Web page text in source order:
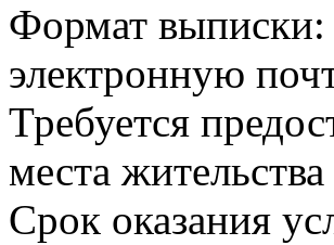
Формат выписки:
электронную
Требуется
места
Срок оказания